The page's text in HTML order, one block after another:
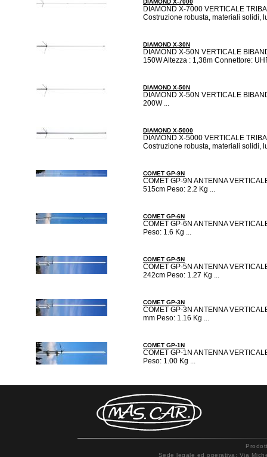
DIAMOND X-7000 VERTICALE
Costruzione robusta, materiali solidi,
DIAMOND X-30N
DIAMOND X-50N VERTICALE
150W Altezza : 1,38m Connettore:
DIAMOND X-50N
DIAMOND X-50N VERTICALE
200W ...
DIAMOND X-5000
DIAMOND X-5000 VERTICALE
Costruzione robusta, materiali solidi,
COMET GP-9N
COMET GP-9N ANTENNA
515cm Peso: 2.2 Kg ...
COMET GP-6N
COMET GP-6N ANTENNA
Peso: 1.6 Kg ...
COMET GP-5N
COMET GP-5N ANTENNA
242cm Peso: 1.27 Kg ...
COMET GP-3N
COMET GP-3N ANTENNA
mm Peso: 1.16 Kg ...
COMET GP-1N
COMET GP-1N ANTENNA
Peso: 1.00 Kg ...
Sede legale ed operativa: Via